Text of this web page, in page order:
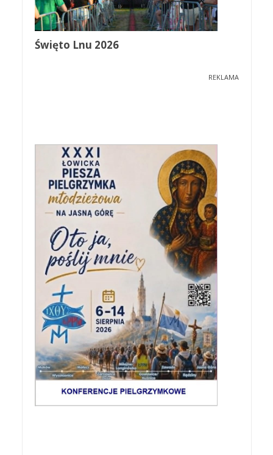
Święto Lnu 2026
REKLAMA